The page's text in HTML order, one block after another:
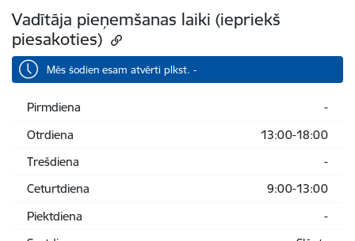
Vadītāja pieņemšanas laiki (iepriekš
piesakoties)
Mēs šodien esam atvērti plkst. -
Pirmdiena
-
Otrdiena
13:00-18:00
Trešdiena
-
Ceturtdiena
9:00-13:00
Piektdiena
-